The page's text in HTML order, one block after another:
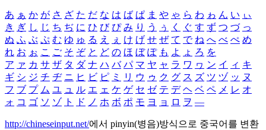
あ ぁ か が さ ざ た だ な は ば ぱ ま や ゃ ら わ ゎ ん い ぃ
き ぎ し じ ち ぢ に ひ び ぴ み り う ぅ く ぐ す ず つ づ っ
ぬ ふ ぶ ぷ む ゆ ゅ る え ぇ け げ せ ぜ て で ね へ べ ぺ め
れ お ぉ こ ご そ ぞ と ど の ほ ぼ ぽ も よ ょ ろ を
ア ァ カ サ ザ タ ダ ナ ハ バ パ マ ヤ ャ ラ ワ ヮ ン イ ィ キ
ギ シ ジ チ ヂ ニ ヒ ビ ピ ミ リ ウ ゥ ク グ ス ズ ツ ヅ ッ ヌ
フ ブ プ ム ユ ュ ル エ ェ ケ ゲ セ ゼ テ デ ヘ ベ ペ メ レ オ
ォ コ ゴ ソ ゾ ト ド ノ ホ ボ ポ モ ヨ ョ ロ ヲ ―
http://chineseinput.net/에서 pinyin(병음)방식으로 중국어를 변환